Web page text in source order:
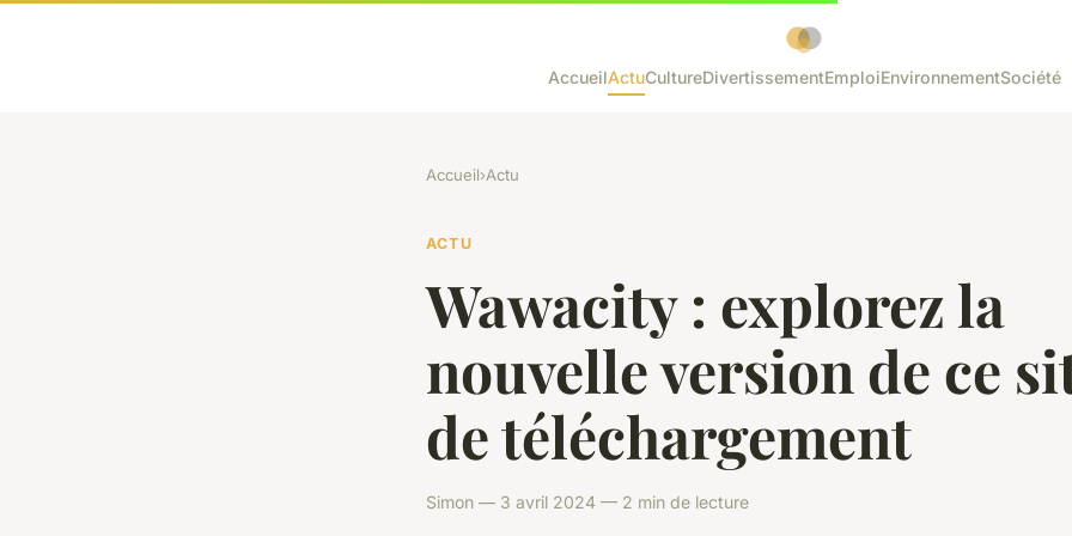
AccueilActuCultureDivertissementEmploiEnvironnementSociété
Accueil›Actu
ACTU
Wawacity : explorez la
nouvelle version de ce
de téléchargement
Simon — 3 avril 2024 — 2 min de lecture